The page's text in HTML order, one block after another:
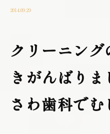
2014.09.29
クリーニン
きがんばり
さわ歯科で